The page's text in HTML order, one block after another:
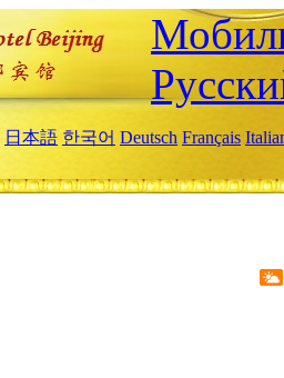
日本語 한국어 Deutsch Français